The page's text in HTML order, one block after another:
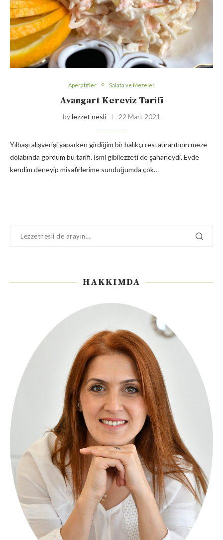
Aperatifler Salata ve Mezeler
Avangart Kereviz Tarifi
bylezzet nesli 22 Mart 2021
Yılbaşı alışverişi yaparken girdiğim bir balıkçı restaurantının meze
dolabında gördüm bu tarifi. İsmi gibilezzeti de şahaneydi. Evde
kendim deneyip misafirlerime sunduğumda çok…
HAKKIMDA